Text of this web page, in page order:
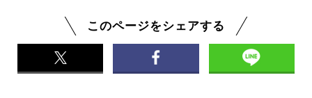
このページをシェアする